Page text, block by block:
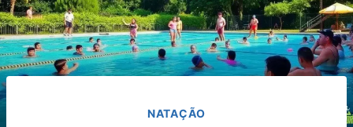
NATAÇÃO